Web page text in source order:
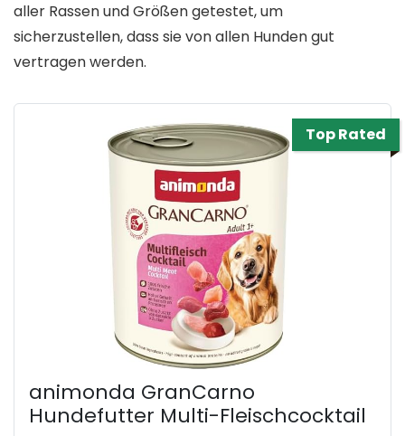
aller Rassen und Größen getestet, um
sicherzustellen, dass sie von allen Hunden gut
vertragen werden.
Top Rated
animonda GranCarno
Hundefutter Multi-Fleischcocktail